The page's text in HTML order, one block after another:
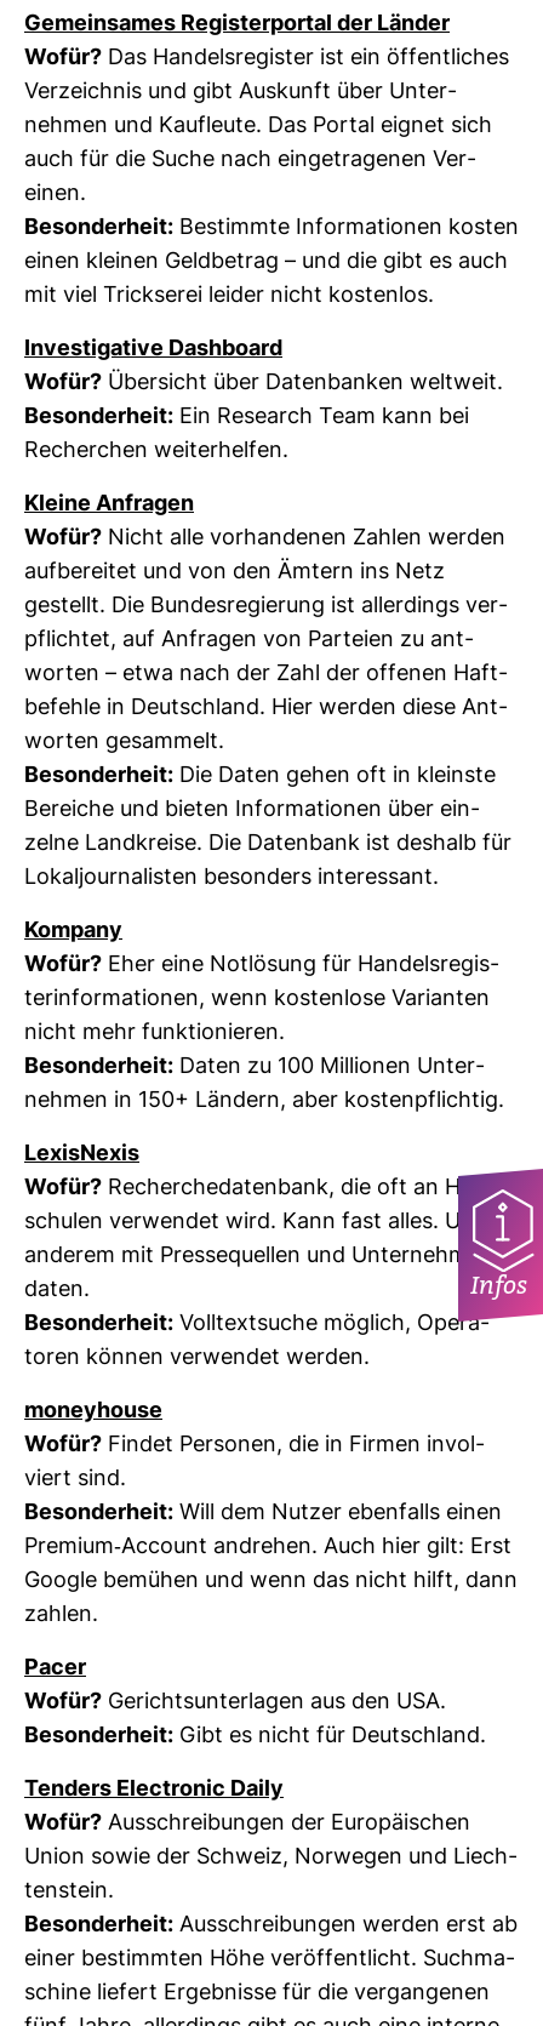
Gemein­sames Regis­ter­portal der Länder
Wofür? Das Han­dels­re­gister ist ein öffent­li­ches
Ver­zeichnis und gibt Aus­kunft über Unter­
nehmen und Kauf­leute. Das Portal eignet sich
auch für die Suche nach ein­ge­tra­genen Ver­
einen.
Beson­der­heit: Bestimmte Infor­ma­tionen kosten
einen kleinen Geld­be­trag – und die gibt es auch
mit viel Trick­serei leider nicht kos­tenlos.
Inves­ti­ga­tive Dash­board
Wofür? Über­sicht über Daten­banken welt­weit.
Beson­der­heit: Ein Rese­arch Team kann bei
Recher­chen wei­ter­helfen.
Kleine Anfragen
Wofür? Nicht alle vor­han­denen Zahlen werden
auf­be­reitet und von den Ämtern ins Netz
gestellt. Die Bun­des­re­gie­rung ist aller­dings ver­
pflichtet, auf Anfragen von Par­teien zu ant­
worten – etwa nach der Zahl der offenen Haft­
be­fehle in Deutsch­land. Hier werden diese Ant­
worten gesam­melt.
Beson­der­heit: Die Daten gehen oft in kleinste
Bereiche und bieten Infor­ma­tionen über ein­
zelne Land­kreise. Die Daten­bank ist des­halb für
Lokal­jour­na­listen beson­ders inter­es­sant.
Kom­pany
Wofür? Eher eine Not­lö­sung für Han­dels­re­gis­
ter­in­for­ma­tionen, wenn kos­ten­lose Vari­anten
nicht mehr funk­tio­nieren.
Beson­der­heit: Daten zu 100 Mil­lionen Unter­
nehmen in 150+ Län­dern, aber kos­ten­pflichtig.
Lexis­Nexis
Wofür? Recher­che­da­ten­bank, die oft an Hoch­
schulen ver­wendet wird. Kann fast alles. Unter
anderem mit Pres­se­quellen und Unter­neh­mens­
daten.
Beson­der­heit: Voll­text­suche mög­lich, Ope­ra­
toren können ver­wendet werden.
money­house
Wofür? Findet Per­sonen, die in Firmen invol­
viert sind.
Beson­der­heit: Will dem Nutzer eben­falls einen
Pre­mium-​Account andrehen. Auch hier gilt: Erst
Google bemühen und wenn das nicht hilft, dann
zahlen.
Pacer
Wofür? Gerichts­un­ter­lagen aus den USA.
Beson­der­heit: Gibt es nicht für Deutsch­land.
Ten­ders Elec­tronic Daily
Wofür? Aus­schrei­bungen der Euro­päi­schen
Union sowie der Schweiz, Nor­wegen und Liech­
ten­stein.
Beson­der­heit: Aus­schrei­bungen werden erst ab
einer bestimmten Höhe ver­öf­fent­licht. Such­ma­
schine lie­fert Ergeb­nisse für die ver­gan­genen
Infos